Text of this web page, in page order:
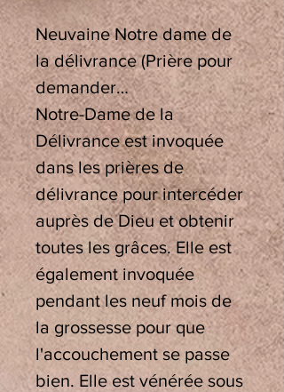
Neuvaine Notre dame de
la délivrance (Prière pour
demander…
Notre-Dame de la
Délivrance est invoquée
dans les prières de
délivrance pour intercéder
auprès de Dieu et obtenir
toutes les grâces. Elle est
également invoquée
pendant les neuf mois de
la grossesse pour que
l'accouchement se passe
bien. Elle est vénérée sous